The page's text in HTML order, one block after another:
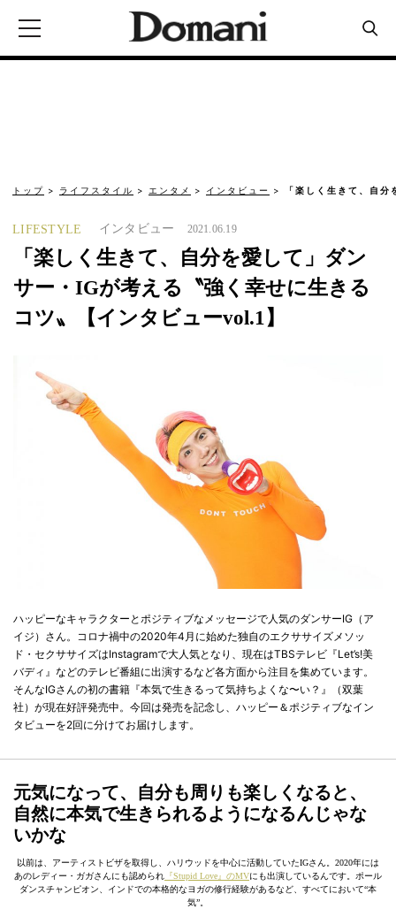
トップ ライフスタイル エンタメ インタビュー 「楽しく生きて、自
LIFESTYLE インタビュー 2021.06.19
「楽しく生きて、自分を愛して」ダン
サー・IGが考える〝強く幸せに生きる
コツ〟【インタビューvol.1】
ハッピーなキャラクターとポジティブなメッセージで人気のダンサーIG（ア
イジ）さん。コロナ禍中の2020年4月に始めた独自のエクササイズメソッ
ド・セクササイズはInstagramで大人気となり、現在はTBSテレビ『Let’s!美
バディ』などのテレビ番組に出演するなど各方面から注目を集めています。
そんなIGさんの初の書籍『本気で生きるって気持ちよくな〜い？』（双葉
社）が現在好評発売中。今回は発売を記念し、ハッピー＆ポジティブなイン
タビューを2回に分けてお届けします。
元気になって、自分も周りも楽しくなると、
自然に本気で生きられるようになるんじゃな
いかな
以前は、アーティストビザを取得し、ハリウッドを中心に活動していたIGさん。2020年には
あのレディー・ガガさんにも認められ 『Stupid Love』のMVにも出演しているんです。ポール
ダンスチャンピオン、インドでの本格的なヨガの修行経験があるなど、すべてにおいて“本
気”。